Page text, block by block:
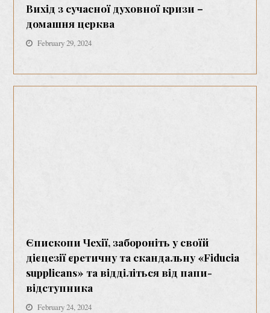
Вихід з сучасної духовної кризи –
домашня церква
February 29, 2024
Єпископи Чехії, забороніть у своїй
дієцезії єретичну та скандальну «Fiducia
supplicans» та відділіться від папи-
відступника
February 24, 2024